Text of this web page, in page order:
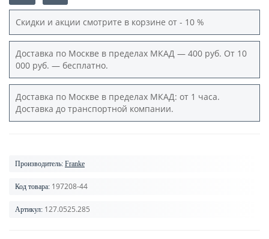
Скидки и акции смотрите в корзине от - 10 %
Доставка по Москве в пределах МКАД — 400 руб. От 10
000 руб. — бесплатно.
Доставка по Москве в пределах МКАД: от 1 часа.
Доставка до транспортной компании.
Производитель: Franke
Код товара: 197208-44
Артикул: 127.0525.285